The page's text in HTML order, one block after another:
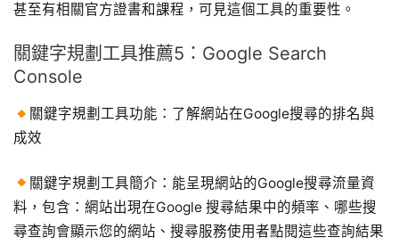
甚至有相關官方證書和課程，可見這個工具的重要性。
關鍵字規劃工具推薦5：Google Search
Console
關鍵字規劃工具功能：了解網站在Google搜尋的排名與
成效
關鍵字規劃工具簡介：能呈現網站的Google搜尋流量資
料，包含：網站出現在Google 搜尋結果中的頻率、哪些搜
尋查詢會顯示您的網站、搜尋服務使用者點閱這些查詢結果